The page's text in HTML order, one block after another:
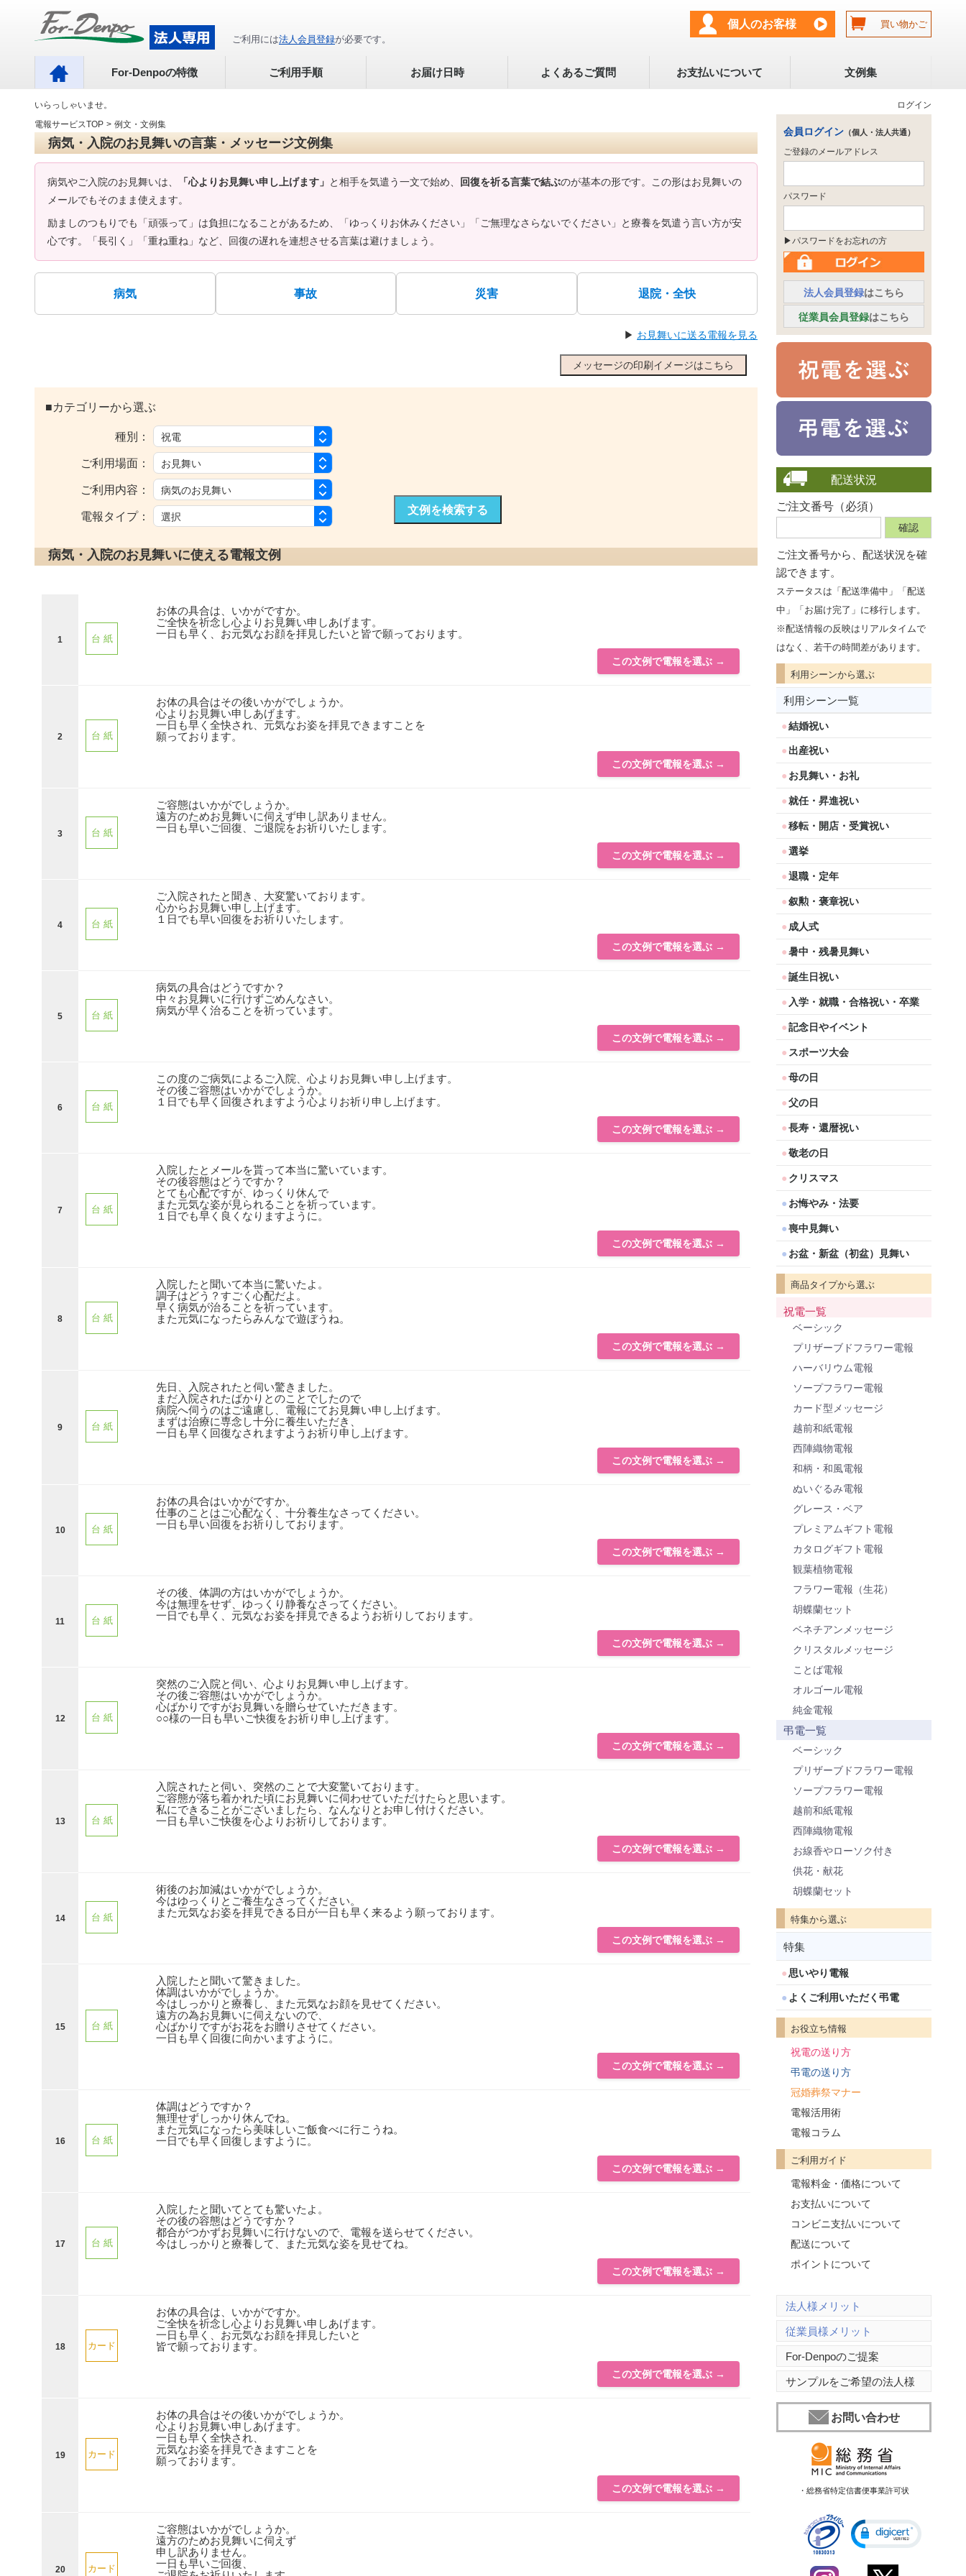
ご利用には法人会員登録が必要です。
個人のお客様 買い物かご
For-Denpoの特徴 ご利用手順 お届け日時 よくあるご質問 お支払いについて 文例集
いらっしゃいませ。
ログイン
電報サービスTOP > 例文・文例集
病気・入院のお見舞いの言葉・メッセージ文例集
病気やご入院のお見舞いは、 「心よりお見舞い申し上げます」 と相手を気遣う一文で始め、 回復を祈る言葉で結ぶのが基本の形です。この形はお見舞いの
メールでもそのまま使えます。
励ましのつもりでも「頑張って」は負担になることがあるため、「ゆっくりお休みください」「ご無理なさらないでください」と療養を気遣う言い方が安
心です。「長引く」「重ね重ね」など、回復の遅れを連想させる言葉は避けましょう。
病気 事故 災害 退院・全快
▶ お見舞いに送る電報を見る
メッセージの印刷イメージはこちら
■カテゴリーから選ぶ
種別：
ご利用場面：
ご利用内容：
電報タイプ：
文例を検索する
病気・入院のお見舞いに使える電報文例
1 台 紙
お体の具合は、いかがですか。
ご全快を祈念し心よりお見舞い申しあげます。
一日も早く、お元気なお顔を拝見したいと皆で願っております。
この文例で電報を選ぶ →
2 台 紙
お体の具合はその後いかがでしょうか。
心よりお見舞い申しあげます。
一日も早く全快され、元気なお姿を拝見できますことを
願っております。
この文例で電報を選ぶ →
3 台 紙
ご容態はいかがでしょうか。
遠方のためお見舞いに伺えず申し訳ありません。
一日も早いご回復、ご退院をお祈りいたします。
この文例で電報を選ぶ →
4 台 紙
ご入院されたと聞き、大変驚いております。
心からお見舞い申し上げます。
１日でも早い回復をお祈りいたします。
この文例で電報を選ぶ →
5 台 紙
病気の具合はどうですか？
中々お見舞いに行けずごめんなさい。
病気が早く治ることを祈っています。
この文例で電報を選ぶ →
6 台 紙
この度のご病気によるご入院、心よりお見舞い申し上げます。
その後ご容態はいかがでしょうか。
１日でも早く回復されますよう心よりお祈り申し上げます。
この文例で電報を選ぶ →
7 台 紙
入院したとメールを貰って本当に驚いています。
その後容態はどうですか？
とても心配ですが、ゆっくり休んで
また元気な姿が見られることを祈っています。
１日でも早く良くなりますように。
この文例で電報を選ぶ →
8 台 紙
入院したと聞いて本当に驚いたよ。
調子はどう？すごく心配だよ。
早く病気が治ることを祈っています。
また元気になったらみんなで遊ぼうね。
この文例で電報を選ぶ →
9 台 紙
先日、入院されたと伺い驚きました。
まだ入院されたばかりとのことでしたので
病院へ伺うのはご遠慮し、電報にてお見舞い申し上げます。
まずは治療に専念し十分に養生いただき、
一日も早く回復なされますようお祈り申し上げます。
この文例で電報を選ぶ →
10 台 紙
お体の具合はいかがですか。
仕事のことはご心配なく、十分養生なさってください。
一日も早い回復をお祈りしております。
この文例で電報を選ぶ →
11 台 紙
その後、体調の方はいかがでしょうか。
今は無理をせず、ゆっくり静養なさってください。
一日でも早く、元気なお姿を拝見できるようお祈りしております。
この文例で電報を選ぶ →
12 台 紙
突然のご入院と伺い、心よりお見舞い申し上げます。
その後ご容態はいかがでしょうか。
心ばかりですがお見舞いを贈らせていただきます。
○○様の一日も早いご快復をお祈り申し上げます。
この文例で電報を選ぶ →
13 台 紙
入院されたと伺い、突然のことで大変驚いております。
ご容態が落ち着かれた頃にお見舞いに伺わせていただけたらと思います。
私にできることがございましたら、なんなりとお申し付けください。
一日も早いご快復を心よりお祈りしております。
この文例で電報を選ぶ →
14 台 紙
術後のお加減はいかがでしょうか。
今はゆっくりとご養生なさってください。
また元気なお姿を拝見できる日が一日も早く来るよう願っております。
この文例で電報を選ぶ →
15 台 紙
入院したと聞いて驚きました。
体調はいかがでしょうか。
今はしっかりと療養し、また元気なお顔を見せてください。
遠方の為お見舞いに伺えないので、
心ばかりですがお花をお贈りさせてください。
一日も早く回復に向かいますように。
この文例で電報を選ぶ →
16 台 紙
体調はどうですか？
無理せずしっかり休んでね。
また元気になったら美味しいご飯食べに行こうね。
一日でも早く回復しますように。
この文例で電報を選ぶ →
17 台 紙
入院したと聞いてとても驚いたよ。
その後の容態はどうですか？
都合がつかずお見舞いに行けないので、電報を送らせてください。
今はしっかりと療養して、また元気な姿を見せてね。
この文例で電報を選ぶ →
18 カード
お体の具合は、いかがですか。
ご全快を祈念し心よりお見舞い申しあげます。
一日も早く、お元気なお顔を拝見したいと
皆で願っております。
この文例で電報を選ぶ →
19 カード
お体の具合はその後いかがでしょうか。
心よりお見舞い申しあげます。
一日も早く全快され、
元気なお姿を拝見できますことを
願っております。
この文例で電報を選ぶ →
20 カード
ご容態はいかがでしょうか。
遠方のためお見舞いに伺えず
申し訳ありません。
一日も早いご回復、
会員ログイン （個人・法人共通）
ご登録のメールアドレス
パスワード
▶パスワードをお忘れの方
法人会員登録はこちら
従業員会員登録はこちら
配送状況
ご注文番号（必須）
ご注文番号から、 配送状況を確
認できます。
ステータスは「配送準備中」「配送
中」「お届け完了」に移行します。
※配送情報の反映はリアルタイムで
はなく、若干の時間差があります。
利用シーンから選ぶ
利用シーン一覧
結婚祝い
出産祝い
お見舞い・お礼
就任・昇進祝い
移転・開店・受賞祝い
選挙
退職・定年
叙勲・褒章祝い
成人式
暑中・残暑見舞い
誕生日祝い
入学・就職・合格祝い・卒業
記念日やイベント
スポーツ大会
母の日
父の日
長寿・還暦祝い
敬老の日
クリスマス
お悔やみ・法要
喪中見舞い
お盆・新盆（初盆）見舞い
商品タイプから選ぶ
祝電一覧
ベーシック
プリザーブドフラワー電報
ハーバリウム電報
ソープフラワー電報
カード型メッセージ
越前和紙電報
西陣織物電報
和柄・和風電報
ぬいぐるみ電報
グレース・ベア
プレミアムギフト電報
カタログギフト電報
観葉植物電報
フラワー電報（生花）
胡蝶蘭セット
ベネチアンメッセージ
クリスタルメッセージ
ことば電報
オルゴール電報
純金電報
弔電一覧
ベーシック
プリザーブドフラワー電報
ソープフラワー電報
越前和紙電報
西陣織物電報
お線香やローソク付き
供花・献花
胡蝶蘭セット
特集から選ぶ
特集
思いやり電報
よくご利用いただく弔電
お役立ち情報
祝電の送り方
弔電の送り方
冠婚葬祭マナー
電報活用術
電報コラム
ご利用ガイド
電報料金・価格について
お支払いについて
コンビニ支払いについて
配送について
ポイントについて
法人様メリット
従業員様メリット
For-Denpoのご提案
サンプルをご希望の法人様
お問い合わせ
・総務省特定信書便事業許可状